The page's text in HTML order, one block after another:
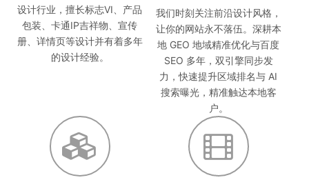
设计行业，擅长标志VI、产品
包装、卡通IP吉祥物、宣传
册、详情页等设计并有着多年
的设计经验。
我们时刻关注前沿设计风格，
让你的网站永不落伍。深耕本
地 GEO 地域精准优化与百度
SEO 多年，双引擎同步发
力，快速提升区域排名与 AI
搜索曝光，精准触达本地客
户。